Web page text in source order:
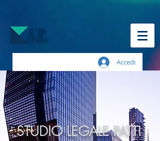
CP
LEGAL
Accedi
STUDIO LEGALE PATTI